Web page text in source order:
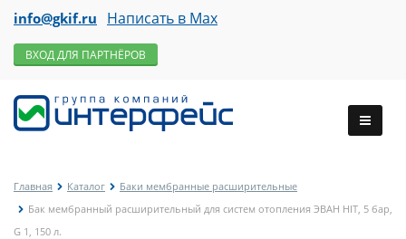
info@gkif.ru Написать в Max
ВХОД ДЛЯ ПАРТНЁРОВ
Главная Каталог
Баки мембранные расширительные
Бак мембранный расширительный для систем отопления ЭВАН HIT, 5 бар,
G 1, 150 л.